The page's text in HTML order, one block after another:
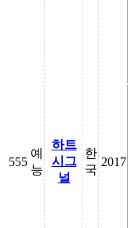
555
예
능
하트
시그
널
한
국
2017